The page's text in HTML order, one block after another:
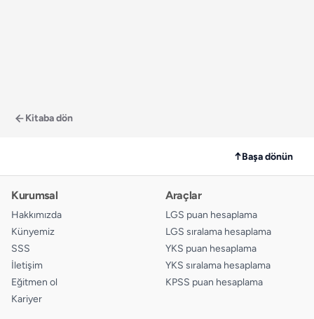
Kitaba dön
↑Başa dönün
Kurumsal
Hakkımızda
Künyemiz
SSS
İletişim
Eğitmen ol
Kariyer
Araçlar
LGS puan hesaplama
LGS sıralama hesaplama
YKS puan hesaplama
YKS sıralama hesaplama
KPSS puan hesaplama